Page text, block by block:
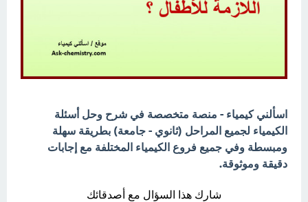
اسألني كيمياء - منصة متخصصة في شرح وحل أسئلة
الكيمياء لجميع المراحل (ثانوي - جامعة) بطريقة سهلة
ومبسطة وفي جميع فروع الكيمياء المختلفة مع إجابات
دقيقة وموثوقة.
شارك هذا السؤال مع أصدقائك